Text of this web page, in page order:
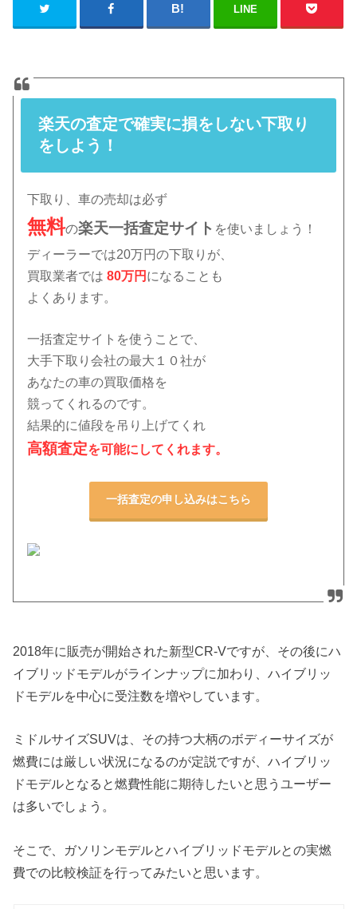
LINE
楽天の査定で確実に損をしない下取り
をしよう！
下取り、車の売却は必ず
無料の楽天一括査定サイト を使いましょう！
ディーラーでは20万円の下取りが、
買取業者では80万円 になることも
よくあります。
一括査定サイトを使うことで、
大手下取り会社の最大１０社が
あなたの車の買取価格を
競ってくれるのです。
結果的に値段を吊り上げてくれ
高額査定を可能にしてくれます。
一括査定の申し込みはこちら
2018年に販売が開始された新型CR-Vですが、その後にハ
イブリッドモデルがラインナップに加わり、ハイブリッ
ドモデルを中心に受注数を増やしています。
ミドルサイズSUVは、その持つ大柄のボディーサイズが
燃費には厳しい状況になるのが定説ですが、ハイブリッ
ドモデルとなると燃費性能に期待したいと思うユーザー
は多いでしょう。
そこで、ガソリンモデルとハイブリッドモデルとの実燃
費での比較検証を行ってみたいと思います。